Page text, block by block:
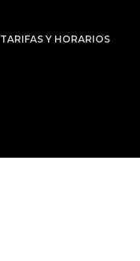
TARIFAS Y HORARIOS